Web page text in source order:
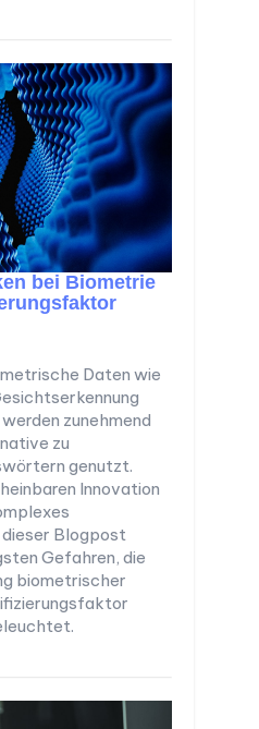
bei Biometrie
Daten wie
zunehmend
zu
genutzt.
Innovation
dieser Blogpost
Gefahren, die
biometrischer